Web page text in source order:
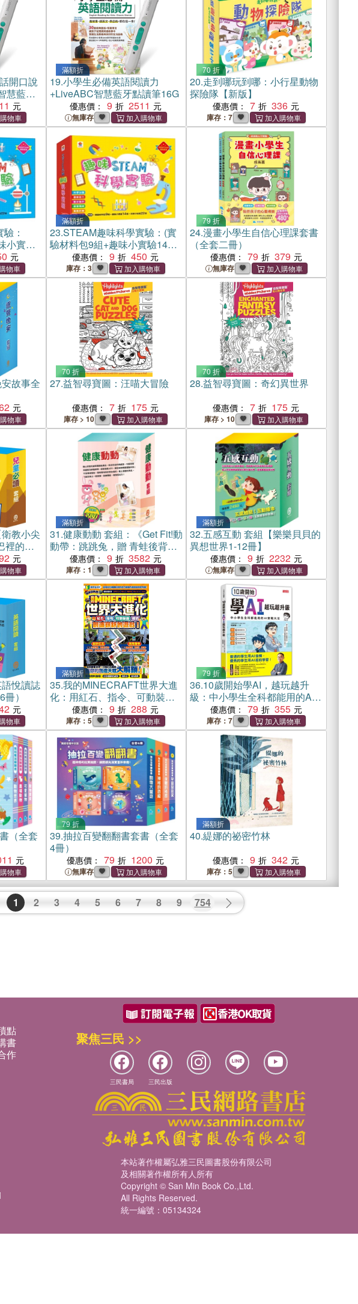
開口說
慧藍牙
滿額折
19.小學生必備英語閱讀力
+LiveABC智慧藍牙點讀筆16G
優惠價： 9 2511
無庫存
70 折
20.走到哪玩到哪：小行星動物
探險隊【新版】
優惠價： 7 336
庫存：7
：
小實驗
）
滿額折
23.STEAM趣味科學實驗：(實
驗材料包9組+趣味小實驗14個
+科學小知識22個)
優惠價： 9 450
庫存：3
79 折
24.漫畫小學生自信心理課套書
（全套二冊）
優惠價： 79 379
無庫存
故事全
70 折
27.益智尋寶圖：汪喵大冒險
優惠價： 7 175
庫存 > 10
70 折
28.益智尋寶圖：奇幻異世界
優惠價： 7 175
庫存 > 10
教小尖
裡的戰
過敏
滿額折
31.健康動動 套組：《Get Fit!動
動帶：跳跳兔，贈 青蛙後背
優惠價： 9 3582
庫存：1
滿額折
32.五感互動 套組【樂樂貝貝的
異想世界1-12冊】
優惠價： 9 2232
無庫存
悅讀誌
）
滿額折
35.我的MINECRAFT世界大進
化：用紅石、指令、可動裝
置、程式創造嶄新的遊戲！
優惠價： 9 288
庫存：5
79 折
36.10歲開始學AI，越玩越升
級：中小學生全科都能用的AI
實戰大法
優惠價： 79 355
庫存：7
（全套
79 折
39.抽拉百變翻翻書套書（全套
4冊）
優惠價： 79 1200
無庫存
滿額折
40.緹娜的祕密竹林
優惠價： 9 342
庫存：5
1 2 3 4 5 6 7 8 9 754
點
書
作
聚焦三民 >>
三民書局 三民出版
本站著作權屬弘雅三民圖書股份有限公司
及相關著作權所有人所有
Copyright © San Min Book Co.,Ltd.
All Rights Reserved.
統一編號：05134324